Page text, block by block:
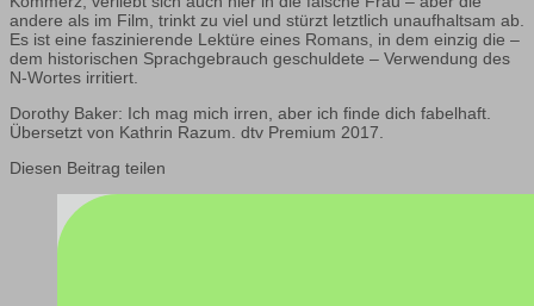
andere als im Film, trinkt zu viel und stürzt letztlich unaufhaltsam ab.
Es ist eine faszinierende Lektüre eines Romans, in dem einzig die –
dem historischen Sprachgebrauch geschuldete – Verwendung des
N-Wortes irritiert.
Dorothy Baker: Ich mag mich irren, aber ich finde dich fabelhaft.
Übersetzt von Kathrin Razum. dtv Premium 2017.
Diesen Beitrag teilen